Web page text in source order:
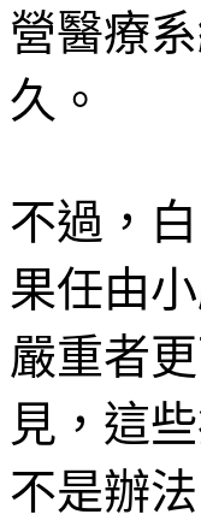
營醫療
久。
不過，
果任由
嚴重者
見，這
不是辦